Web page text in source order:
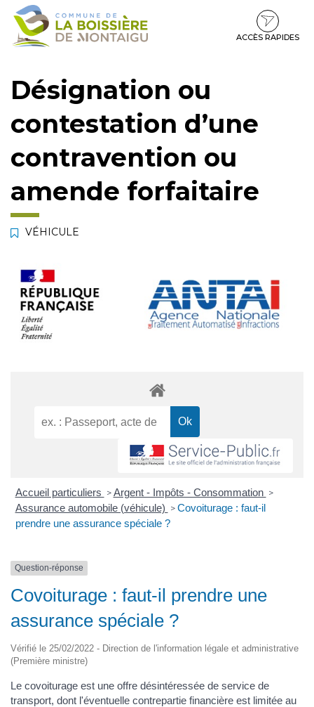
Gestion des traceurs
Aller
Aller
contenu
Aller
pied
ACCÈS RAPIDES
Désignation ou
contestation d’une
contravention ou
amende forfaitaire
VÉHICULE
Accueil particuliers > Argent - Impôts - Consommation >
Assurance automobile (véhicule) > Covoiturage : faut-il
prendre une assurance spéciale ?
Question-réponse
Covoiturage : faut-il prendre une
assurance spéciale ?
Vérifié le 25/02/2022 - Direction de l'information légale et administrative
(Première ministre)
Le covoiturage est une offre désintéressée de service de
transport, dont l'éventuelle contrepartie financière est limitée au